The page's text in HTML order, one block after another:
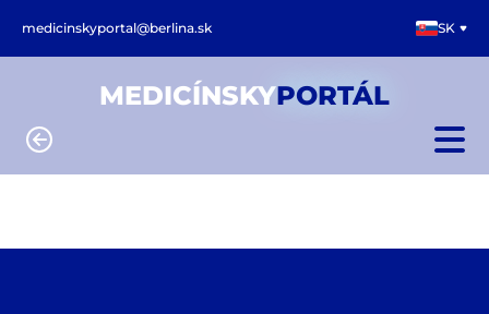
medicinskyportal@berlina.sk SK
MEDICÍNSKYPORTÁL